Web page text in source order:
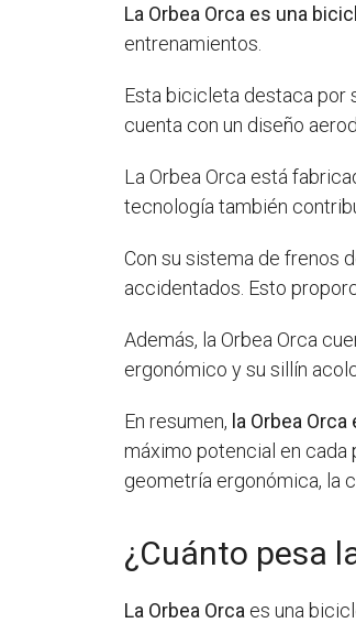
La Orbea Orca es una
entrenamientos.
Esta bicicleta destaca por
cuenta con un diseño
La Orbea Orca está
tecnología también
Con su sistema de frenos
accidentados. Esto
Además, la Orbea Orca
ergonómico y su sillín
En resumen, la Orbea
máximo potencial en cada
geometría ergonómica, la
¿Cuánto pesa
La Orbea Orca es una